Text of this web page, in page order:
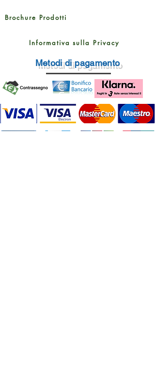
Brochure Prodotti
Informativa sulla Privacy
Metodi di pagamento